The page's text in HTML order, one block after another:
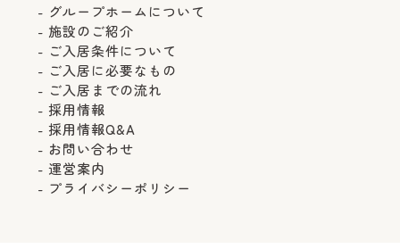
グループホームについて
施設のご紹介
ご入居条件について
ご入居に必要なもの
ご入居までの流れ
採用情報
採用情報Q&A
お問い合わせ
運営案内
プライバシーポリシー